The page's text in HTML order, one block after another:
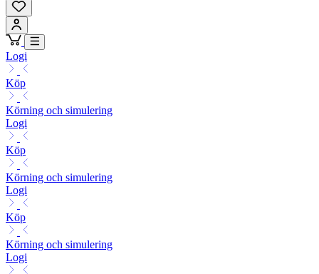
Logi
Köp
Körning och simulering
Logi
Köp
Körning och simulering
Logi
Köp
Körning och simulering
Logi